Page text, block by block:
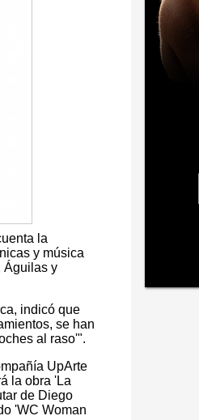
la
y música
Águilas y
indicó que
se han
al raso'".
UpArte
la obra 'La
de Diego
'WC Woman